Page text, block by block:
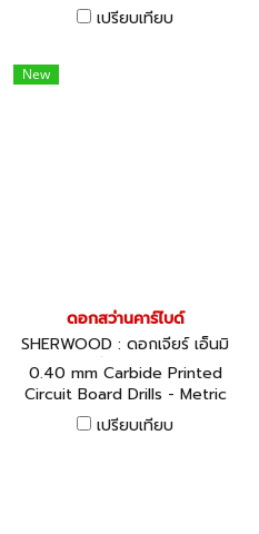
เปรียบเทียบ
New
ดอกสว่านคาร์ไบด์
SHERWOOD : ดอกเจียร์ เอ็นมิ
ล ดอกสว่านคาร์ไบท์ » ดอ
0.40 mm Carbide Printed
Circuit Board Drills - Metric
เปรียบเทียบ